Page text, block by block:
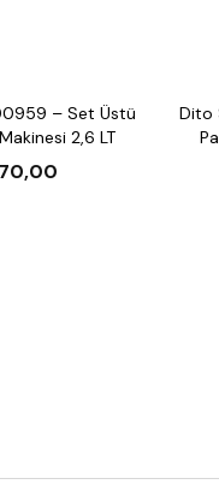
– Set Üstü
2,6 LT
Dito